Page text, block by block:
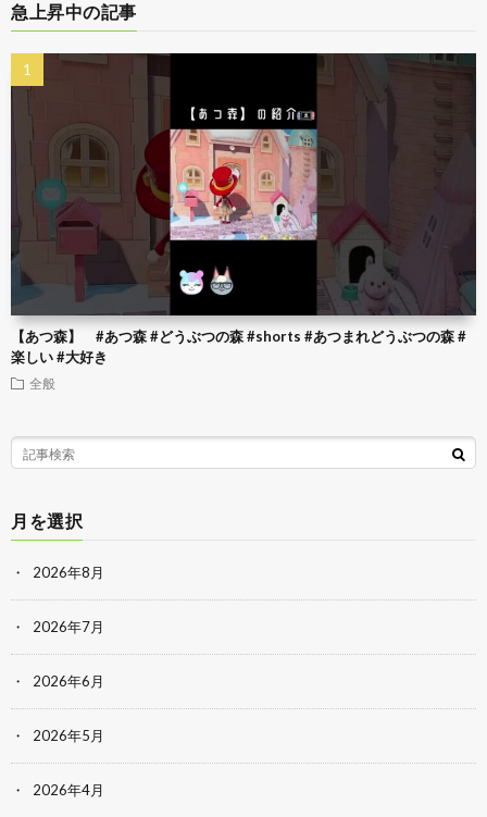
急上昇中の記事
【あつ森】 #あつ森 #どうぶつの森 #shorts #あつまれどうぶつの森 #
楽しい #大好き
全般
月を選択
2026年8月
2026年7月
2026年6月
2026年5月
2026年4月